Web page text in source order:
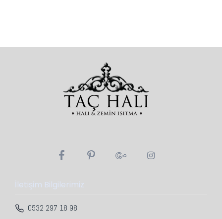
İletişim Bilgilerimiz
0532 297 18 98